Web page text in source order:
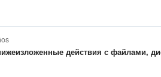
действия с файлами,